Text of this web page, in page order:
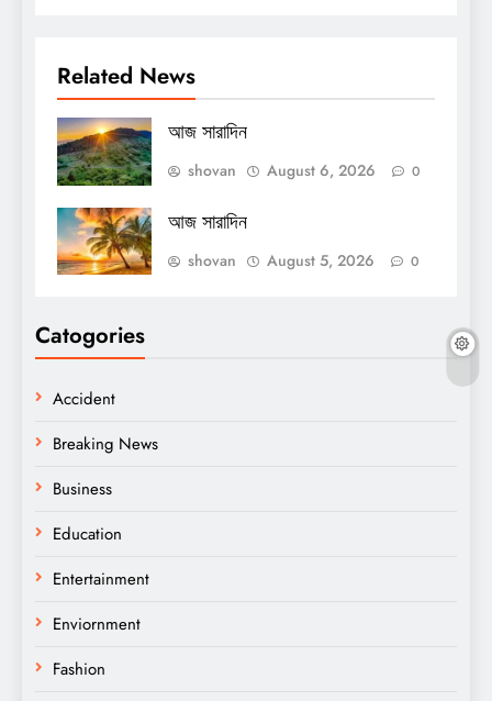
Related News
আজ সারাদিন
shovan August 6, 2026 0
আজ সারাদিন
shovan August 5, 2026 0
Catogories
Accident
Breaking News
Business
Education
Entertainment
Enviornment
Fashion